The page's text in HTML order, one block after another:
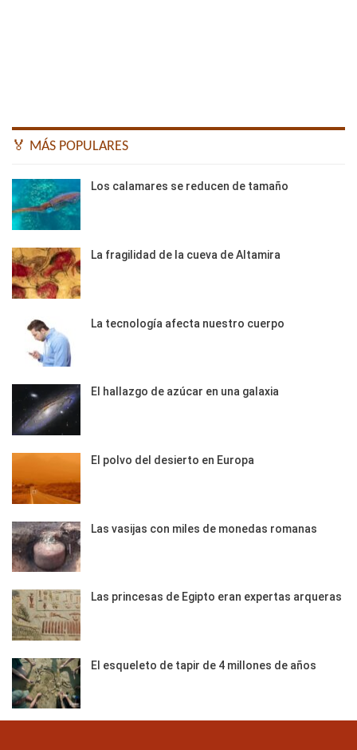
🏅 MÁS POPULARES
Los calamares se reducen de tamaño
La fragilidad de la cueva de Altamira
La tecnología afecta nuestro cuerpo
El hallazgo de azúcar en una galaxia
El polvo del desierto en Europa
Las vasijas con miles de monedas romanas
Las princesas de Egipto eran expertas arqueras
El esqueleto de tapir de 4 millones de años